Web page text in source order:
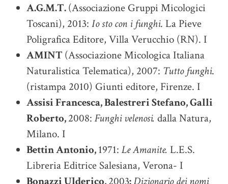
A.G.M.T.(Associazione Gruppi Micologici
Toscani), 2013: Io sto con i funghi. La Pieve
Poligrafica Editore, Villa Verucchio (RN). I
AMINT (Associazione Micologica Italiana
Naturalistica Telematica), 2007: Tutto funghi.
(ristampa 2010) Giunti editore, Firenze. I
Assisi Francesca, Balestreri Stefano, Galli
Roberto,2008: Funghi velenosi. dalla Natura,
Milano. I
Bettin Antonio,1971: Le Amanite. L.E.S.
Libreria Editrice Salesiana, Verona- I